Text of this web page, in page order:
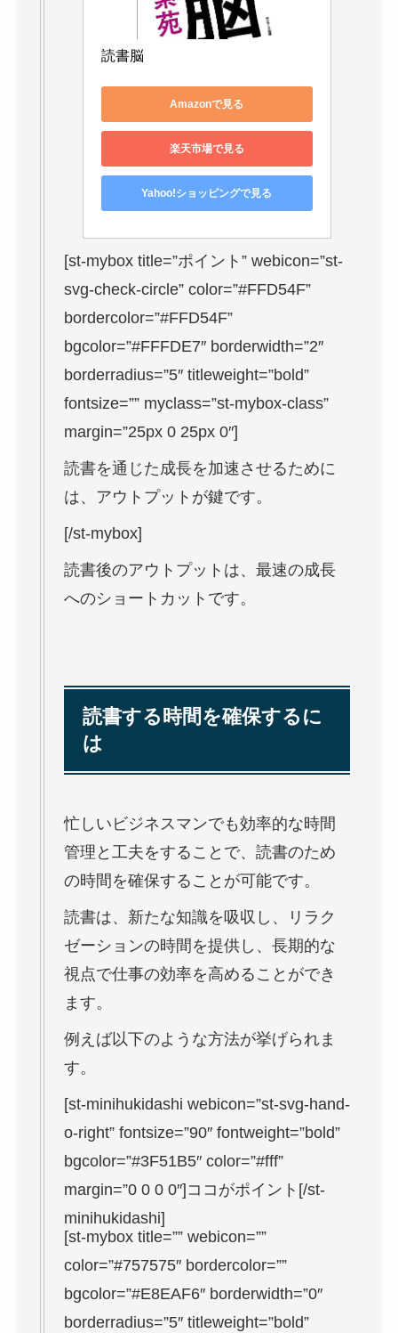
読書脳
Amazonで見る
楽天市場で見る
Yahoo!ショッピングで見る
[st-mybox title=”ポイント” webicon=”st-
svg-check-circle” color=”#FFD54F”
bordercolor=”#FFD54F”
bgcolor=”#FFFDE7″ borderwidth=”2″
borderradius=”5″ titleweight=”bold”
fontsize=”” myclass=”st-mybox-class”
margin=”25px 0 25px 0″]
読書を通じた成長を加速させるために
は、アウトプットが鍵です。
[/st-mybox]
読書後のアウトプットは、最速の成長
へのショートカットです。
読書する時間を確保するに
は
忙しいビジネスマンでも効率的な時間
管理と工夫をすることで、読書のため
の時間を確保することが可能です。
読書は、新たな知識を吸収し、リラク
ゼーションの時間を提供し、長期的な
視点で仕事の効率を高めることができ
ます。
例えば以下のような方法が挙げられま
す。
[st-minihukidashi webicon=”st-svg-hand-
o-right” fontsize=”90″ fontweight=”bold”
bgcolor=”#3F51B5″ color=”#fff”
margin=”0 0 0 0″]ココがポイント[/st-
minihukidashi]
[st-mybox title=”” webicon=””
color=”#757575″ bordercolor=””
bgcolor=”#E8EAF6″ borderwidth=”0″
borderradius=”5″ titleweight=”bold”